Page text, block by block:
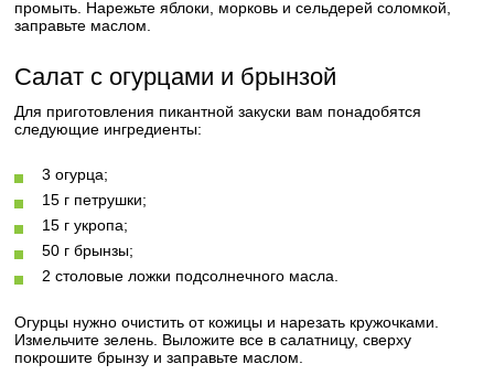
промыть. Нарежьте яблоки, морковь и сельдерей соломкой,
заправьте маслом.
Салат с огурцами и брынзой
Для приготовления пикантной закуски вам понадобятся
следующие ингредиенты:
3 огурца;
15 г петрушки;
15 г укропа;
50 г брынзы;
2 столовые ложки подсолнечного масла.
Огурцы нужно очистить от кожицы и нарезать кружочками.
Измельчите зелень. Выложите все в салатницу, сверху
покрошите брынзу и заправьте маслом.